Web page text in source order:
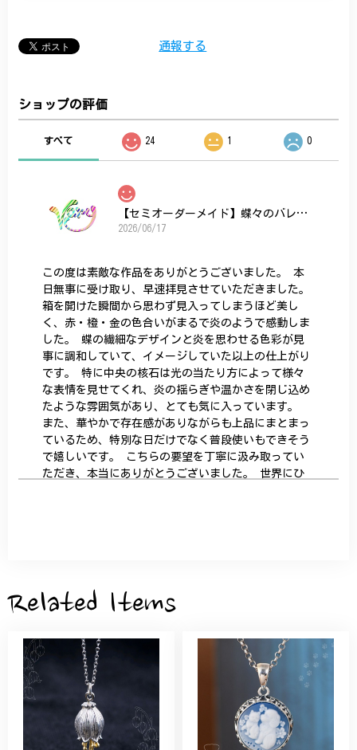
通報する
ショップの評価
すべて 24 1 0
【セミオーダーメイド】蝶々のバレッタ
2026/06/17
この度は素敵な作品をありがとうございました。 本
日無事に受け取り、早速拝見させていただきました。
箱を開けた瞬間から思わず見入ってしまうほど美し
く、赤・橙・金の色合いがまるで炎のようで感動しま
した。 蝶の繊細なデザインと炎を思わせる色彩が見
事に調和していて、イメージしていた以上の仕上がり
です。 特に中央の核石は光の当たり方によって様々
な表情を見せてくれ、炎の揺らぎや温かさを閉じ込め
たような雰囲気があり、とても気に入っています。
また、華やかで存在感がありながらも上品にまとまっ
ているため、特別な日だけでなく普段使いもできそう
で嬉しいです。 こちらの要望を丁寧に汲み取ってい
ただき、本当にありがとうございました。 世界にひ
桃の花のブローチ プレゼント シルバー C002
こちらの要望にもスムーズにお応えいただき、無事に
商品を受け取れました。 ありがとうございました。
Related Items